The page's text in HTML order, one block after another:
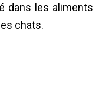
dans les aliments
chats.